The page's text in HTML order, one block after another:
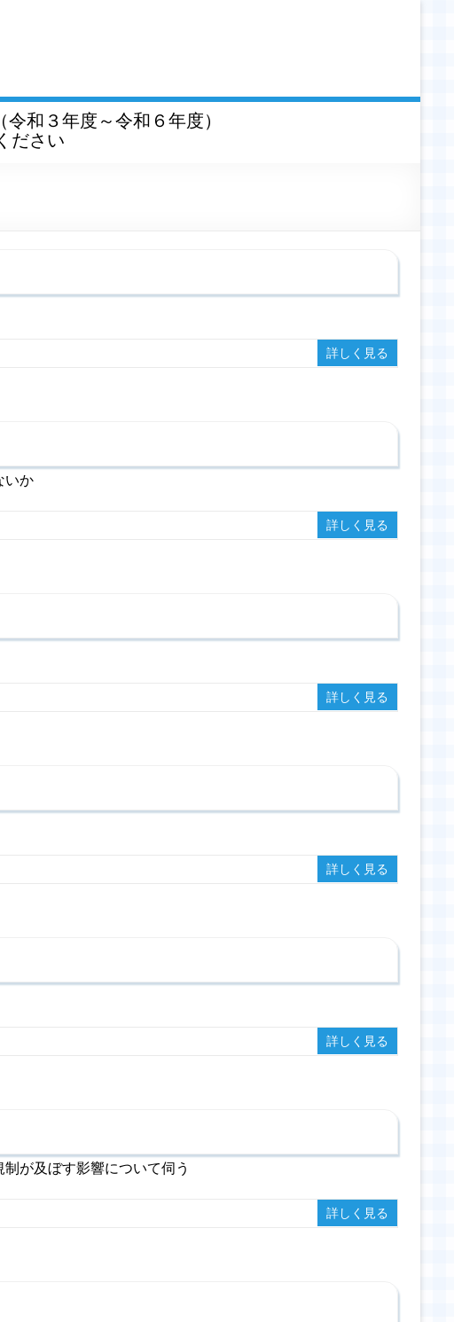
和３年度～令和６年度）
ださい
詳しく見る
いか
詳しく見る
詳しく見る
詳しく見る
詳しく見る
が及ぼす影響について伺う
詳しく見る